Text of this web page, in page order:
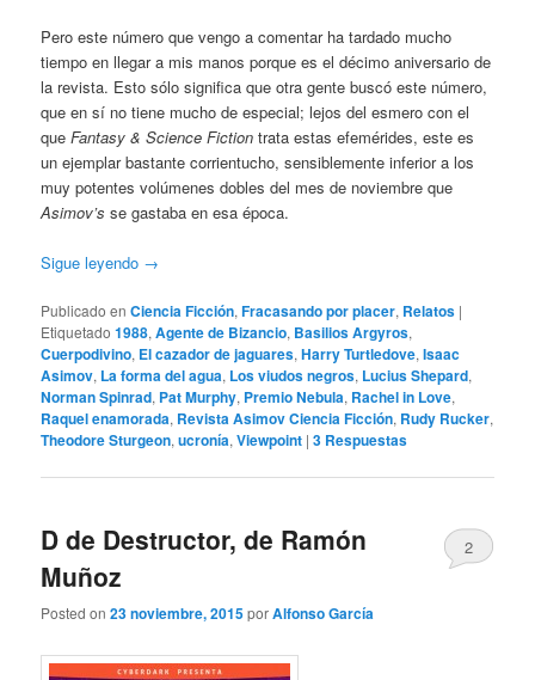
Pero este número que vengo a comentar ha tardado mucho
tiempo en llegar a mis manos porque es el décimo aniversario de
la revista. Esto sólo significa que otra gente buscó este número,
que en sí no tiene mucho de especial; lejos del esmero con el
queFantasy & Science Fictiontrata estas efemérides, este es
un ejemplar bastante corrientucho, sensiblemente inferior a los
muy potentes volúmenes dobles del mes de noviembre que
Asimov’sse gastaba en esa época.
Sigue leyendo →
Publicado en Ciencia Ficción,Fracasando por placer, Relatos |
Etiquetado 1988,Agente de Bizancio, Basilios Argyros,
Cuerpodivino, El cazador de jaguares,Harry Turtledove,Isaac
Asimov, La forma del agua, Los viudos negros, Lucius Shepard,
Norman Spinrad, Pat Murphy, Premio Nebula, Rachel in Love,
Raquel enamorada, Revista Asimov Ciencia Ficción, Rudy Rucker,
Theodore Sturgeon,ucronía,Viewpoint |3 Respuestas
D de Destructor, de Ramón
Muñoz
Posted on23 noviembre, 2015porAlfonso García
2